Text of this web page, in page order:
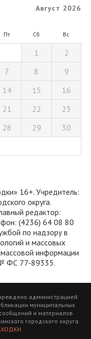
Август 2026
Пт Сб Вс
1
2
7 8
9
14 15
16
21 22
23
28 29
30
16+. Учредитель:
округа.
редактор:
(4236) 64 08 80
по надзору в
и массовых
информации
ФС 77-89335.
администрацией
муниципальных
и материалов
городского округа.